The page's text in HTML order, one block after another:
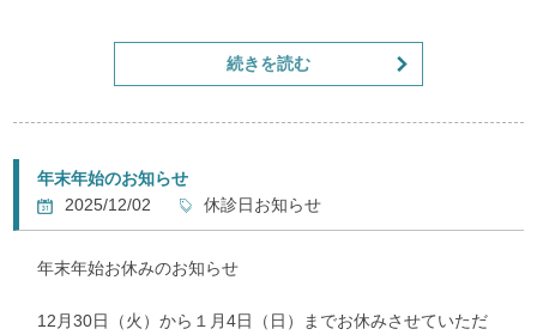
５月６日　水曜日　　午前のみ診察
上記の日程で診察いたします
5日の火曜日は受付スタッフも鍼灸師も休ませて院長が1人で
営業します
休を与えるためにも）
祝日は4日の月曜日だけ完全に休診しますが
続きを読む
年末年始のお知らせ
2025/12/02
休診日お知らせ
年末年始お休みのお知らせ
12月30日（火）から１月4日（日）までお休みさせていただ